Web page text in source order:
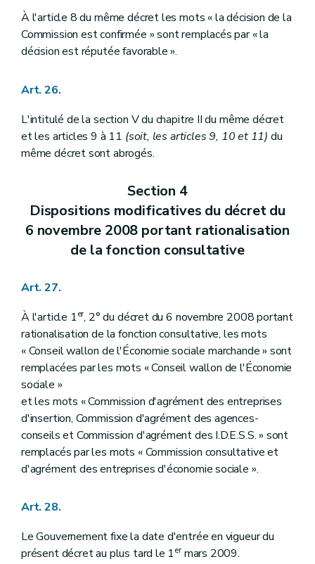
À l'article 8 du même décret les mots « la décision de la
Commission est confirmée » sont remplacés par « la
décision est réputée favorable ».
Art. 26.
L'intitulé de la section V du chapitre II du même décret
et les articles 9 à 11 (soit, les articles 9, 10 et 11) du
même décret sont abrogés.
Section 4
Dispositions modificatives du décret du
6 novembre 2008 portant rationalisation
de la fonction consultative
Art. 27.
À l'article 1er, 2° du décret du 6 novembre 2008 portant
rationalisation de la fonction consultative, les mots
« Conseil wallon de l'Économie sociale marchande » sont
remplacées par les mots « Conseil wallon de l'Économie
sociale »
et les mots « Commission d'agrément des entreprises
d'insertion, Commission d'agrément des agences-
conseils et Commission d'agrément des I.D.E.S.S. » sont
remplacés par les mots « Commission consultative et
d'agrément des entreprises d'économie sociale ».
Art. 28.
Le Gouvernement fixe la date d'entrée en vigueur du
présent décret au plus tard le 1ermars 2009.